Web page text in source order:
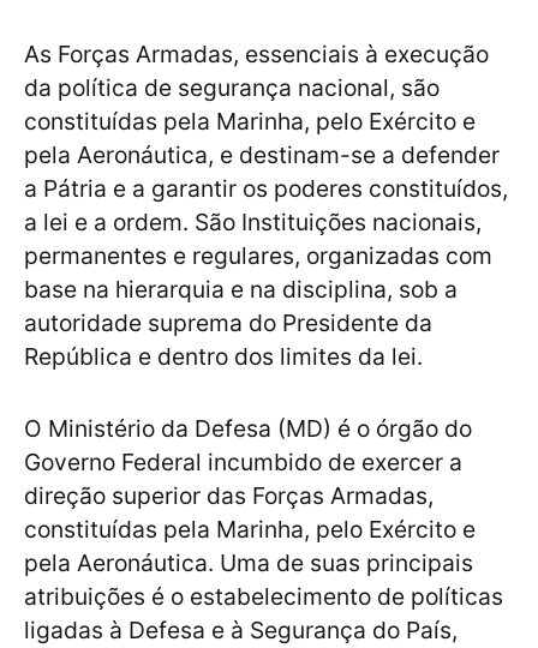
As Forças Armadas, essenciais à execução
da política de segurança nacional, são
constituídas pela Marinha, pelo Exército e
pela Aeronáutica, e destinam-se a defender
a Pátria e a garantir os poderes constituídos,
a lei e a ordem. São Instituições nacionais,
permanentes e regulares, organizadas com
base na hierarquia e na disciplina, sob a
autoridade suprema do Presidente da
República e dentro dos limites da lei.
O Ministério da Defesa (MD) é o órgão do
Governo Federal incumbido de exercer a
direção superior das Forças Armadas,
constituídas pela Marinha, pelo Exército e
pela Aeronáutica. Uma de suas principais
atribuições é o estabelecimento de políticas
ligadas à Defesa e à Segurança do País,